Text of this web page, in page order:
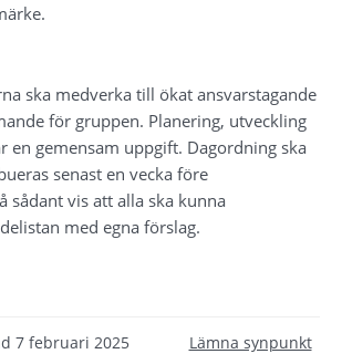
ska medverka till ökat ansvarstagande
för gruppen. Planering, utveckling
en gemensam uppgift. Dagordning ska
senast en vecka före
sådant vis att alla ska kunna
med egna förslag.
7 februari 2025 Lämna synpunkt